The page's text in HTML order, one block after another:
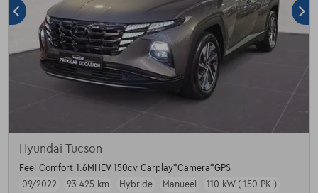
Hyundai Tucson
Feel Comfort 1.6MHEV 150cv Carplay*Camera*GPS
09/2022
93.425 km Hybride Manueel 110 kW ( 150 PK )